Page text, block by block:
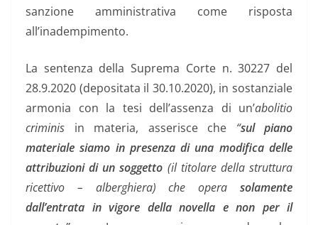
sanzione amministrativa come risposta
all’inadempimento.
La sentenza della Suprema Corte n. 30227 del
28.9.2020 (depositata il 30.10.2020), in sostanziale
armonia con la tesi dell’assenza di un’abolitio
criminis in materia, asserisce che “sul piano
materiale siamo in presenza di una modifica delle
attribuzioni di un soggetto (il titolare della struttura
ricettivo – alberghiera) che opera solamente
dall’entrata in vigore della novella e non per il